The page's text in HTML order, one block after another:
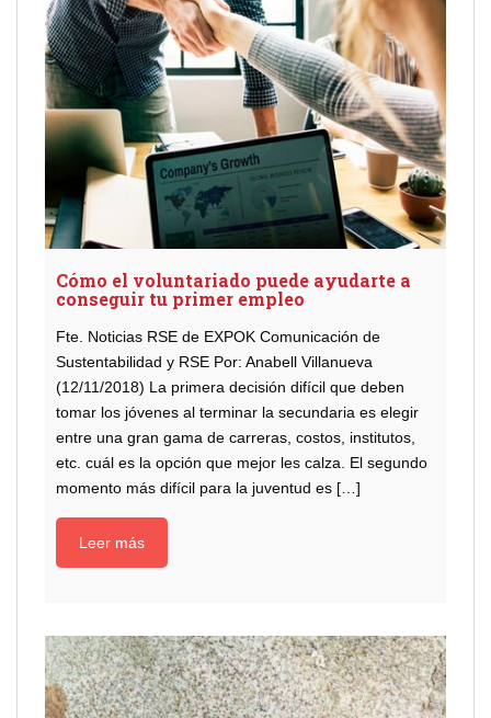
Cómo el voluntariado puede ayudarte a
conseguir tu primer empleo
Fte. Noticias RSE de EXPOK Comunicación de
Sustentabilidad y RSE Por: Anabell Villanueva
(12/11/2018) La primera decisión difícil que deben
tomar los jóvenes al terminar la secundaria es elegir
entre una gran gama de carreras, costos, institutos,
etc. cuál es la opción que mejor les calza. El segundo
momento más difícil para la juventud es […]
Leer más